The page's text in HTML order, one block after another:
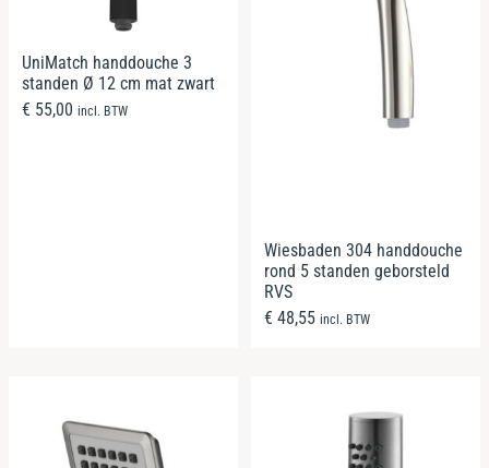
UniMatch handdouche 3
standen Ø 12 cm mat zwart
€ 55,00 incl. BTW
Wiesbaden 304 handdouche
rond 5 standen geborsteld
RVS
€ 48,55 incl. BTW